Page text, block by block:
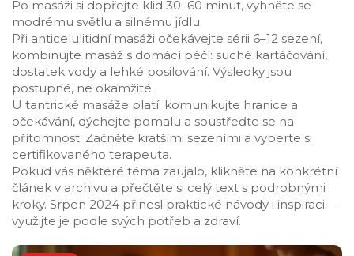
Po masáži si dopřejte klid 30–60 minut, vyhněte se
modrému světlu a silnému jídlu.
Při anticelulitidní masáži očekávejte sérii 6–12 sezení,
kombinujte masáž s domácí péčí: suché kartáčování,
dostatek vody a lehké posilování. Výsledky jsou
postupné, ne okamžité.
U tantrické masáže platí: komunikujte hranice a
očekávání, dýchejte pomalu a soustřeďte se na
přítomnost. Začněte kratšími sezeními a vyberte si
certifikovaného terapeuta.
Pokud vás některé téma zaujalo, klikněte na konkrétní
článek v archivu a přečtěte si celý text s podrobnými
kroky. Srpen 2024 přinesl praktické návody i inspiraci —
využijte je podle svých potřeb a zdraví.